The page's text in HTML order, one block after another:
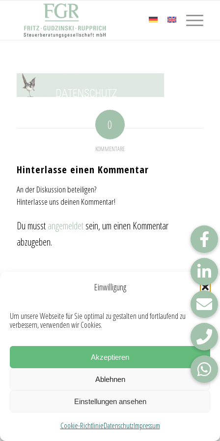
Einwilligung
Um unsere Webseite für Sie optimal zu gestalten und fortlaufend zu
verbessern, verwenden wir Cookies.
Akzeptieren
Ablehnen
Einstellungen ansehen
Cookie-RichtlinieDatenschutzImpressum
0
KOMMENTARE
Hinterlasse einen Kommentar
An der Diskussion beteiligen?
Hinterlasse uns deinen Kommentar!
Du musstangemeldetsein, um einen Kommentar
abzugeben.
Impressum
Datenschutz Cookie-Richtlinie (EU)